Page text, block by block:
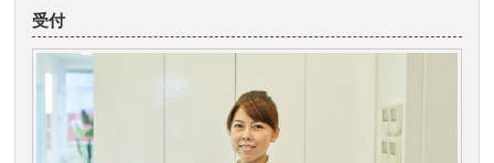
受付